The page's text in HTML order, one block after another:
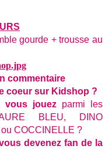
gourde + trousse au
commentaire
coeur sur Kidshop ?
vous jouez parmi les
BLEU, DINO
COCCINELLE ?
devenez fan de la